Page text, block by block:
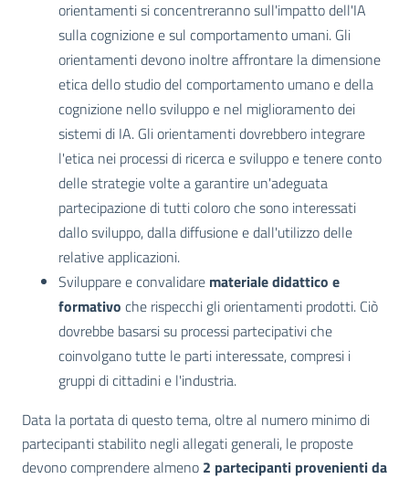
orientamenti si concentreranno sull'impatto dell'IA
sulla cognizione e sul comportamento umani. Gli
orientamenti devono inoltre affrontare la dimensione
etica dello studio del comportamento umano e della
cognizione nello sviluppo e nel miglioramento dei
sistemi di IA. Gli orientamenti dovrebbero integrare
l'etica nei processi di ricerca e sviluppo e tenere conto
delle strategie volte a garantire un'adeguata
partecipazione di tutti coloro che sono interessati
dallo sviluppo, dalla diffusione e dall'utilizzo delle
relative applicazioni.
Sviluppare e convalidare materiale didattico e
formativo che rispecchi gli orientamenti prodotti. Ciò
dovrebbe basarsi su processi partecipativi che
coinvolgano tutte le parti interessate, compresi i
gruppi di cittadini e l'industria.
Data la portata di questo tema, oltre al numero minimo di
partecipanti stabilito negli allegati generali, le proposte
devono comprendere almeno 2 partecipanti provenienti da